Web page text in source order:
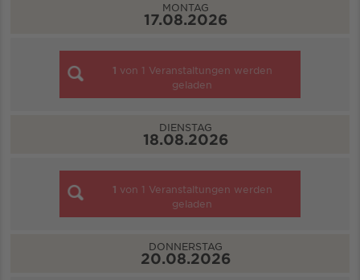
MONTAG
17.08.2026
1 von 1 Veranstaltungen werden
geladen
DIENSTAG
18.08.2026
1 von 1 Veranstaltungen werden
geladen
DONNERSTAG
20.08.2026